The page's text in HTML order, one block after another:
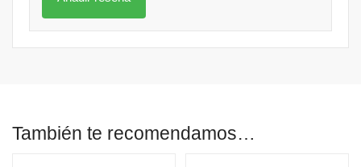
También te recomendamos…